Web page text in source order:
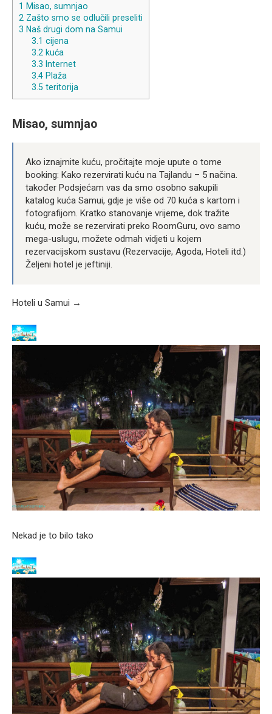
1 Misao, sumnjao
2 Zašto smo se odlučili preseliti
3 Naš drugi dom na Samui
3.1 cijena
3.2 kuća
3.3 Internet
3.4 Plaža
3.5 teritorija
Misao, sumnjao
Ako iznajmite kuću, pročitajte moje upute o tome
booking: Kako rezervirati kuću na Tajlandu – 5 načina.
također Podsjećam vas da smo osobno sakupili
katalog kuća Samui, gdje je više od 70 kuća s kartom i
fotografijom. Kratko stanovanje vrijeme, dok tražite
kuću, može se rezervirati preko RoomGuru, ovo samo
mega-uslugu, možete odmah vidjeti u kojem
rezervacijskom sustavu (Rezervacije, Agoda, Hoteli itd.)
Željeni hotel je jeftiniji.
Hoteli u Samui →
Nekad je to bilo tako